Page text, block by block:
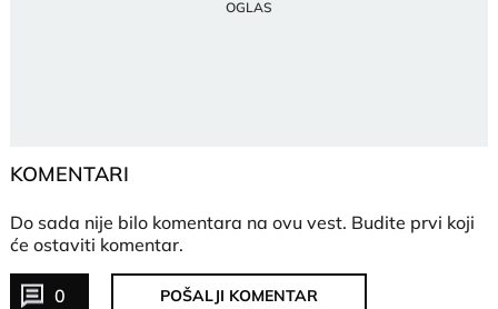
KOMENTARI
Do sada nije bilo komentara na ovu vest. Budite prvi koji
će ostaviti komentar.
0 POŠALJI KOMENTAR